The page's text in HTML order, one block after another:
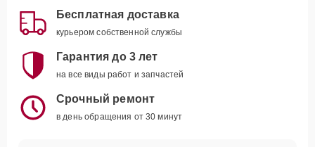
Бесплатная доставка
курьером собственной службы
Гарантия до 3 лет
на все виды работ и запчастей
Срочный ремонт
в день обращения от 30 минут